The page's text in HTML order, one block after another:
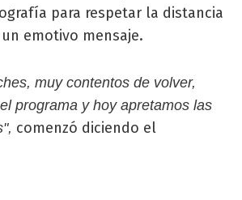
para respetar la distancia
emotivo mensaje.
muy contentos de volver,
programa y hoy apretamos las
comenzó diciendo el